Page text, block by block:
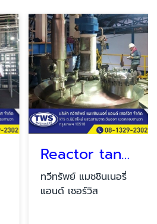
Reactor tank SUS 316 L.
ทวีทรัพย์ แมชชินเนอรี่
แอนด์ เซอร์วิส